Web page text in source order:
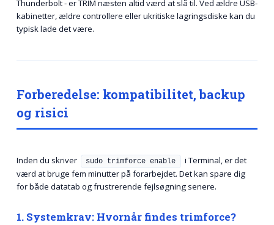
Thunderbolt - er TRIM næsten altid værd at slå til. Ved ældre USB-
kabinetter, ældre controllere eller ukritiske lagringsdiske kan du
typisk lade det være.
Forberedelse: kompatibilitet, backup
og risici
Inden du skriver sudo trimforce enable
i Terminal, er det
værd at bruge fem minutter på forarbejdet. Det kan spare dig
for både datatab og frustrerende fejlsøgning senere.
1. Systemkrav: Hvornår findes trimforce?